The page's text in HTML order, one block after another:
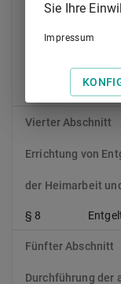
Vierter Abschnitt
Errichtung von
der Heimarbeit
§ 8
Fünfter Abschnitt
Durchführung der
Sie Ihre
Impressum